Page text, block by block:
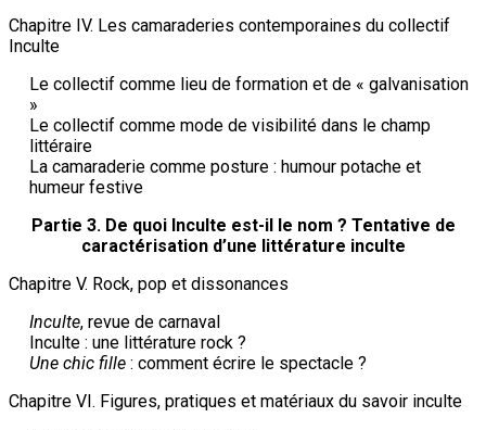
Chapitre IV. Les camaraderies contemporaines du collectif
Inculte
Le collectif comme lieu de formation et de « galvanisation
»
Le collectif comme mode de visibilité dans le champ
littéraire
La camaraderie comme posture : humour potache et
humeur festive
Partie 3. De quoi Inculte est-il le nom ? Tentative de
caractérisation d’une littérature inculte
Chapitre V. Rock, pop et dissonances
Inculte, revue de carnaval
Inculte : une littérature rock ?
Une chic fille : comment écrire le spectacle ?
Chapitre VI. Figures, pratiques et matériaux du savoir inculte